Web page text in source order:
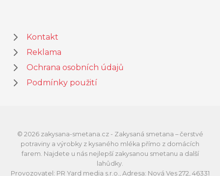
Kontakt
Reklama
Ochrana osobních údajů
Podmínky použití
© 2026 zakysana-smetana.cz - Zakysaná smetana – čerstvé
potraviny a výrobky z kysaného mléka přímo z domácích
farem. Najdete u nás nejlepší zakysanou smetanu a další
lahůdky.
Provozovatel: PR Yard media s.r.o., Adresa: Nová Ves 272, 46331